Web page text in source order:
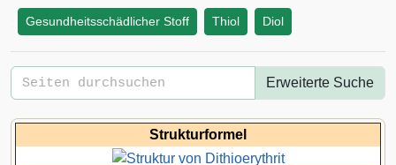
Gesundheitsschädlicher Stoff Thiol Diol
Erweiterte Suche
Strukturformel